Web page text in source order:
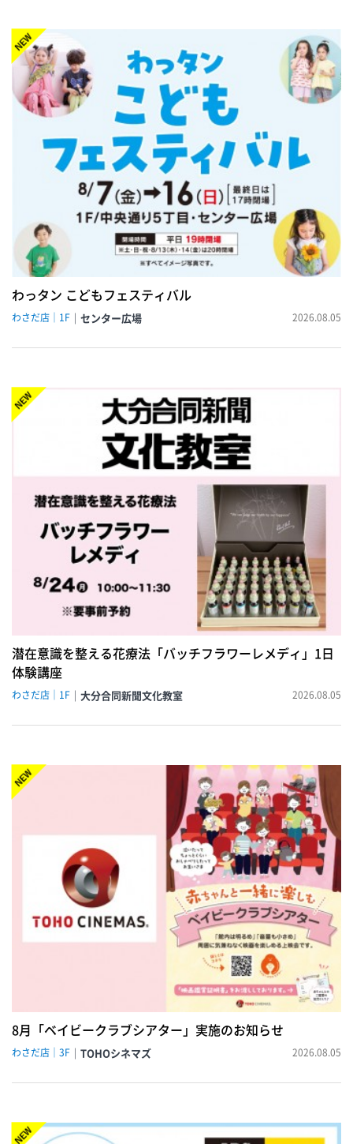
わっタン こどもフェスティバル
わさだ店｜1F 2026.08.05
センター広場
潜在意識を整える花療法「バッチフラワーレメディ」1日
体験講座
わさだ店｜1F 2026.08.05
大分合同新聞文化教室
8月「ベイビークラブシアター」実施のお知らせ
わさだ店｜3F 2026.08.05
TOHOシネマズ
NEW!